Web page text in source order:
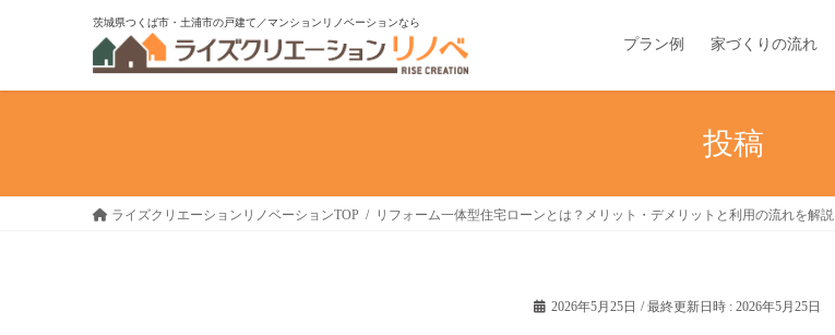
ン
キ
ー
に
茨城県つくば市・土浦市の戸建て／マンションリノベーションなら
プラン例 家づくりの流れ
投稿
ライズクリエーションリノベーションTOP リフォーム一体型住宅ローンとは？メリット・デメリットと利用の流れを解説
2026年5月25日 / 最終更新日時 :2026年5月25日